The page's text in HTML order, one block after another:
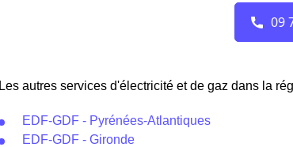
Les autres services d'électricité et de gaz dans la
EDF-GDF - Pyrénées-Atlantiques
EDF-GDF - Gironde